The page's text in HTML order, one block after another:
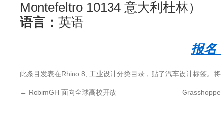
Montefeltro 10134 意大利杜林）
语言： 英语
报
此条目发表在Rhino 8 工业设计分类目录，贴了汽车设计标签。将
← RobimGH 面向全球高校开放